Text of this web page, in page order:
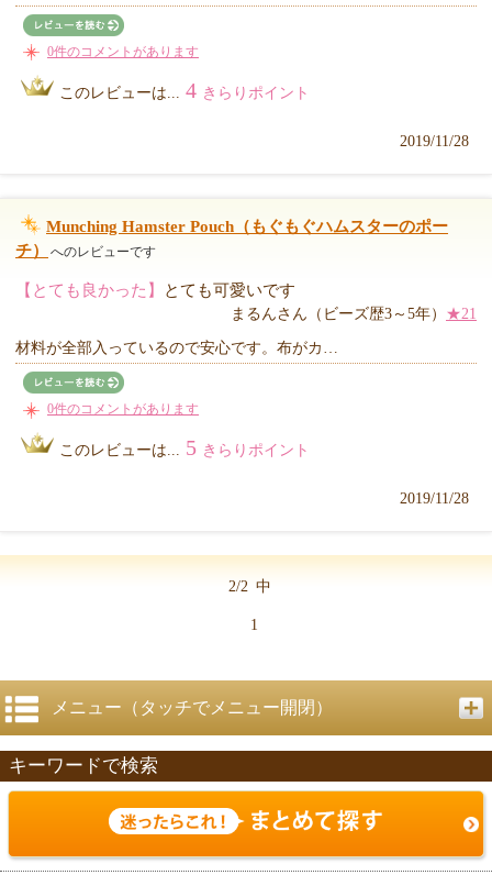
0件のコメントがあります
このレビューは... 4 きらりポイント
2019/11/28
Munching Hamster Pouch（もぐもぐハムスターのポー
チ）
へのレビューです
【とても良かった】 とても可愛いです
まるんさん（ビーズ歴3～5年） ★21
材料が全部入っているので安心です。布がカ…
0件のコメントがあります
このレビューは... 5 きらりポイント
2019/11/28
2/2 中
1
メニュー（タッチでメニュー開閉）
キーワードで検索